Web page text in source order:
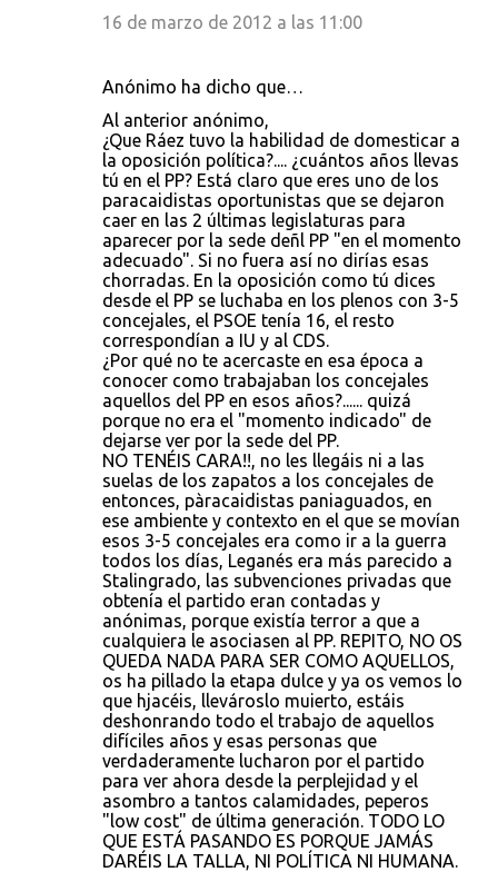
16 de marzo de 2012 a las 11:00
Anónimo ha dicho que…
Al anterior anónimo,
¿Que Ráez tuvo la habilidad de domesticar a
la oposición política?.... ¿cuántos años llevas
tú en el PP? Está claro que eres uno de los
paracaidistas oportunistas que se dejaron
caer en las 2 últimas legislaturas para
aparecer por la sede deñl PP "en el momento
adecuado". Si no fuera así no dirías esas
chorradas. En la oposición como tú dices
desde el PP se luchaba en los plenos con 3-5
concejales, el PSOE tenía 16, el resto
correspondían a IU y al CDS.
¿Por qué no te acercaste en esa época a
conocer como trabajaban los concejales
aquellos del PP en esos años?...... quizá
porque no era el "momento indicado" de
dejarse ver por la sede del PP.
NO TENÉIS CARA!!, no les llegáis ni a las
suelas de los zapatos a los concejales de
entonces, pàracaidistas paniaguados, en
ese ambiente y contexto en el que se movían
esos 3-5 concejales era como ir a la guerra
todos los días, Leganés era más parecido a
Stalingrado, las subvenciones privadas que
obtenía el partido eran contadas y
anónimas, porque existía terror a que a
cualquiera le asociasen al PP. REPITO, NO OS
QUEDA NADA PARA SER COMO AQUELLOS,
os ha pillado la etapa dulce y ya os vemos lo
que hjacéis, llevároslo muierto, estáis
deshonrando todo el trabajo de aquellos
difíciles años y esas personas que
verdaderamente lucharon por el partido
para ver ahora desde la perplejidad y el
asombro a tantos calamidades, peperos
"low cost" de última generación. TODO LO
QUE ESTÁ PASANDO ES PORQUE JAMÁS
DARÉIS LA TALLA, NI POLÍTICA NI HUMANA.